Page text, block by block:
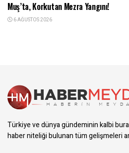
Muş’ta, Korkutan Mezra Yangını!
6 AĞUSTOS 2026
Türkiye ve dünya gündeminin kalbi
haber niteliği bulunan tüm gelişmeleri